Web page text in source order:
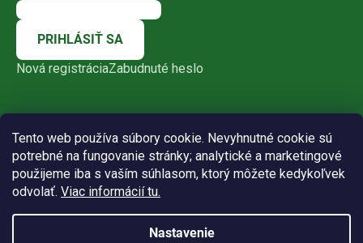
Tento web používa súbory cookie. Nevyhnutné cookie sú
potrebné na fungovanie stránky; analytické a marketingové
použijeme iba s vaším súhlasom, ktorý môžete kedykoľvek
odvolať. Viac informácií tu.
Nastavenie
PRIHLÁSIŤ SA
Nová registráciaZabudnuté heslo